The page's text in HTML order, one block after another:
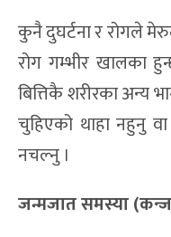
कुनै दुघर्टना र रोगले
रोग गम्भीर खालका
बित्तिकै शरीरका अन्य
चुहिएको थाहा नहुनु वा
नचल्नु ।
जन्मजात समस्या